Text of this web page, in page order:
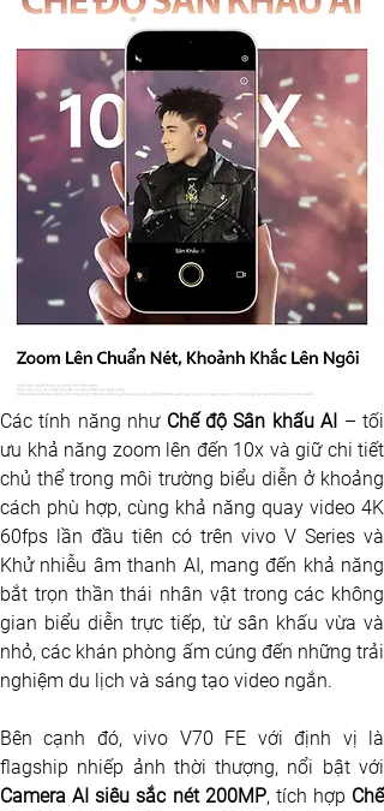
Các tính năng như Chế độ Sân khấu AI – tối
ưu khả năng zoom lên đến 10x và giữ chi tiết
chủ thể trong môi trường biểu diễn ở khoảng
cách phù hợp, cùng khả năng quay video 4K
60fps lần đầu tiên có trên vivo V Series và
Khử nhiễu âm thanh AI, mang đến khả năng
bắt trọn thần thái nhân vật trong các không
gian biểu diễn trực tiếp, từ sân khấu vừa và
nhỏ, các khán phòng ấm cúng đến những trải
nghiệm du lịch và sáng tạo video ngắn.
Bên cạnh đó, vivo V70 FE với định vị là
Camera AI siêu sắc nét 200MP, tích hợp Chế